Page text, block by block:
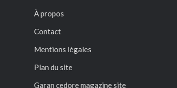
À propos
Contact
Mentions légales
Plan du site
Garan cedore magazine site